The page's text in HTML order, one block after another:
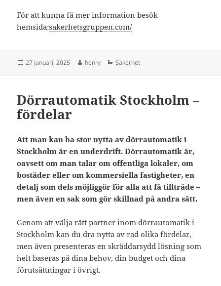
För att kunna få mer information besök
hemsida:sakerhetsgruppen.com/
Postat
27 januari, 2025 Författare
henry Kategorier
Säkerhet
Dörrautomatik Stockholm –
fördelar
Att man kan ha stor nytta av dörrautomatik i
Stockholm är en underdrift. Dörrautomatik är,
oavsett om man talar om offentliga lokaler, om
bostäder eller om kommersiella fastigheter, en
detalj som dels möjliggör för alla att få tillträde –
men även en sak som gör skillnad på andra sätt.
Genom att välja rätt partner inom dörrautomatik i
Stockholm kan du dra nytta av rad olika fördelar,
men även presenteras en skräddarsydd lösning som
helt baseras på dina behov, din budget och dina
förutsättningar i övrigt.